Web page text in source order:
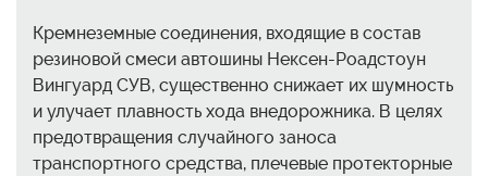
Кремнеземные соединения, входящие в состав
резиновой смеси автошины Нексен-Роадстоун
Вингуард СУВ, существенно снижает их шумность
и улучает плавность хода внедорожника. В целях
предотвращения случайного заноса
транспортного средства, плечевые протекторные